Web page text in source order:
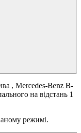
, Mercedes-Benz B-
на відстань 1
режимі.